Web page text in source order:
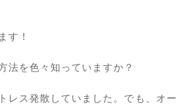
す！
法を色々知っていますか？
レス発散していました。でも、オー